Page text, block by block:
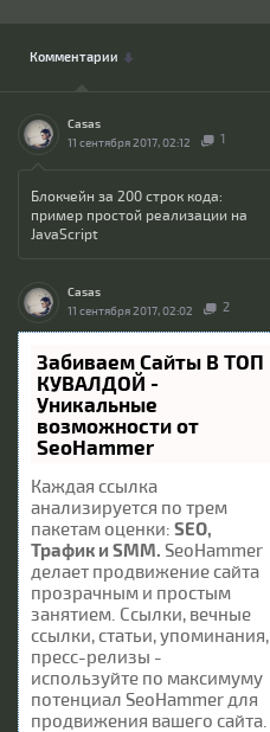
Комментарии
Casas
11 сентября 2017, 02:12
1
Блокчейн за 200 строк кода:
пример простой реализации на
JavaScript
Casas
11 сентября 2017, 02:02
2
Забиваем Сайты В ТОП
КУВАЛДОЙ -
Уникальные
возможности от
SeoHammer
Каждая ссылка
анализируется по трем
пакетам оценки: SEO,
Трафик и SMM. SeoHammer
делает продвижение сайта
прозрачным и простым
занятием. Ссылки, вечные
ссылки, статьи, упоминания,
пресс-релизы -
используйте по максимуму
потенциал SeoHammer для
продвижения вашего сайта.